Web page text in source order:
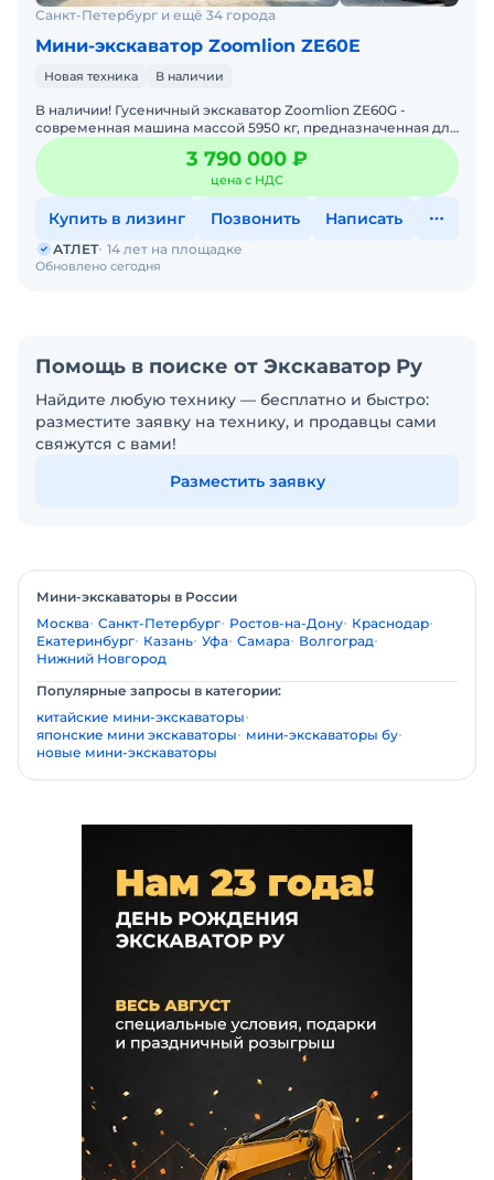
Санкт-Петербург и ещё 34 города
Мини-экскаватор Zoomlion ZE60E
Новая техника В наличии
В наличии! Гусеничный экскаватор Zoomlion ZE60G -
современная машина массой 5950 кг, предназначенная для
выполнения строительных, дорожных, коммунальных и
земля
3 790 000 ₽
цена с НДС
Купить в лизинг Позвонить Написать
Обновлено сегодня
АТЛЕТ 14 лет на площадке
Помощь в поиске от Экскаватор Ру
Найдите любую технику — бесплатно и быстро:
разместите заявку на технику, и продавцы сами
свяжутся с вами!
Разместить заявку
Мини-экскаваторы в России
Москва Санкт-Петербург Ростов-на-Дону Краснодар
Екатеринбург Казань Уфа Самара Волгоград
Нижний Новгород
Популярные запросы в категории:
китайские мини-экскаваторы
японские мини экскаваторы
мини-экскаваторы бу
новые мини-экскаваторы